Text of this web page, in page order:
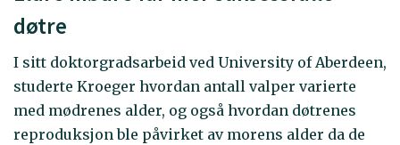
døtre
I sitt doktorgradsarbeid ved University of Aberdeen,
studerte Kroeger hvordan antall valper varierte
med mødrenes alder, og også hvordan døtrenes
reproduksjon ble påvirket av morens alder da de